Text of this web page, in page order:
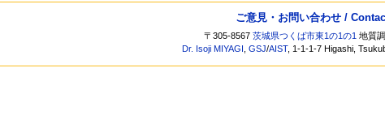
ご意見・お問い合わせ /
〒305-8567茨城県つくば市東1の1の1 地質
Dr. Isoji MIYAGI ,GSJ/AIST, 1-1-1-7 Higashi,